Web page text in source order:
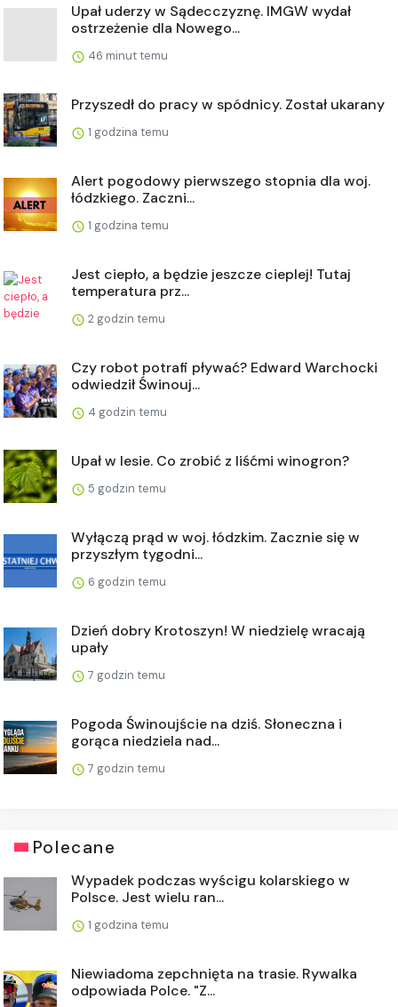
Upał uderzy w Sądecczyznę. IMGW wydał
ostrzeżenie dla Nowego...
46 minut temu
Przyszedł do pracy w spódnicy. Został ukarany
1 godzina temu
Alert pogodowy pierwszego stopnia dla woj.
łódzkiego. Zaczni...
1 godzina temu
Jest ciepło, a będzie jeszcze cieplej! Tutaj
temperatura prz...
2 godzin temu
Czy robot potrafi pływać? Edward Warchocki
odwiedził Świnouj...
4 godzin temu
Upał w lesie. Co zrobić z liśćmi winogron?
5 godzin temu
Wyłączą prąd w woj. łódzkim. Zacznie się w
przyszłym tygodni...
6 godzin temu
Dzień dobry Krotoszyn! W niedzielę wracają
upały
7 godzin temu
Pogoda Świnoujście na dziś. Słoneczna i
gorąca niedziela nad...
7 godzin temu
Polecane
Wypadek podczas wyścigu kolarskiego w
Polsce. Jest wielu ran...
1 godzina temu
Niewiadoma zepchnięta na trasie. Rywalka
odpowiada Polce. "Z...